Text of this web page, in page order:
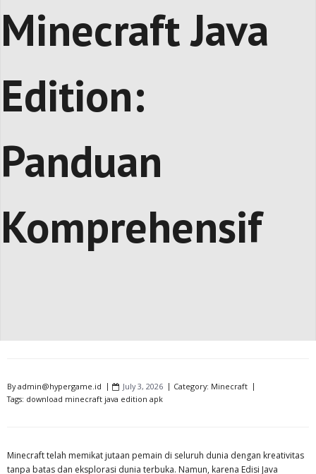
Minecraft Java
Edition:
Panduan
Komprehensif
Byadmin@hypergame.id July 3, 2026 Category: Minecraft
Tags: download minecraft java edition apk
Minecraft telah memikat jutaan pemain di seluruh dunia dengan kreativitas
tanpa batas dan eksplorasi dunia terbuka. Namun, karena Edisi Java